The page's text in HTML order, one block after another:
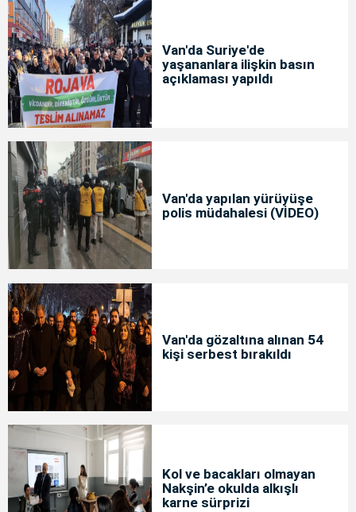
Van'da Suriye'de
yaşananlara ilişkin basın
açıklaması yapıldı
Van'da yapılan yürüyüşe
polis müdahalesi (VİDEO)
Van'da gözaltına alınan 54
kişi serbest bırakıldı
Kol ve bacakları olmayan
Nakşin’e okulda alkışlı
karne sürprizi